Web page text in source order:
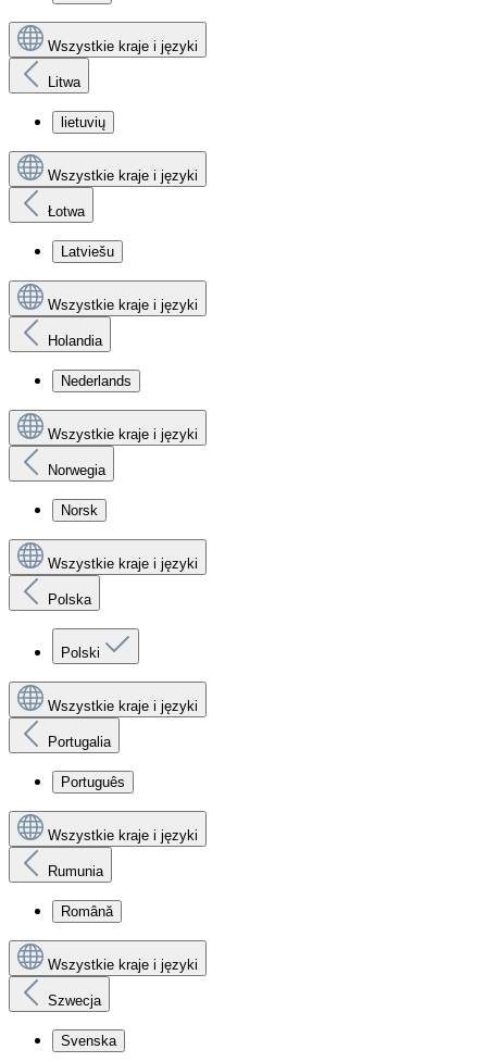
Wszystkie kraje i języki
Litwa
lietuvių
Wszystkie kraje i języki
Łotwa
Latviešu
Wszystkie kraje i języki
Holandia
Nederlands
Wszystkie kraje i języki
Norwegia
Norsk
Wszystkie kraje i języki
Polska
Polski
Wszystkie kraje i języki
Portugalia
Português
Wszystkie kraje i języki
Rumunia
Română
Wszystkie kraje i języki
Szwecja
Svenska